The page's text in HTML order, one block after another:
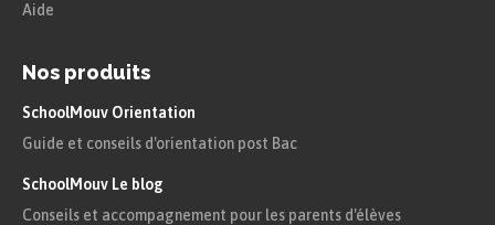
Aide
Nos produits
SchoolMouv Orientation
Guide et conseils d'orientation post Bac
SchoolMouv Le blog
Conseils et accompagnement pour les parents d'élèves